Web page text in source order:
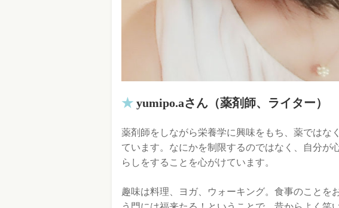
yumipo.aさん（薬剤師、ライター）
薬剤師をしながら栄養学に興味をもち、薬ではな
ています。なにかを制限するのではなく、自分が
らしをすることを心がけています。
趣味は料理、ヨガ、ウォーキング。食事のことを